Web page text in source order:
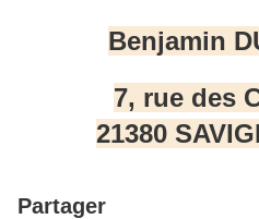
Benjamin
7, rue des
21380
Partager